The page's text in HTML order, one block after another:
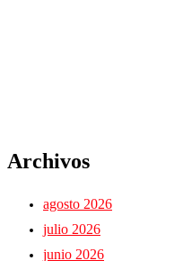
Archivos
agosto 2026
julio 2026
junio 2026